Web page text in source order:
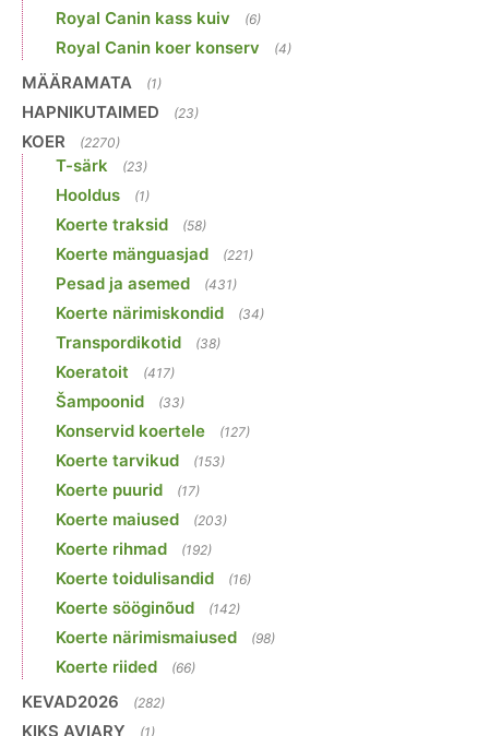
Royal Canin kass kuiv (6)
Royal Canin koer konserv (4)
MÄÄRAMATA (1)
HAPNIKUTAIMED (23)
KOER (2270)
T-särk (23)
Hooldus (1)
Koerte traksid (58)
Koerte mänguasjad (221)
Pesad ja asemed (431)
Koerte närimiskondid (34)
Transpordikotid (38)
Koeratoit (417)
Šampoonid (33)
Konservid koertele (127)
Koerte tarvikud (153)
Koerte puurid (17)
Koerte maiused (203)
Koerte rihmad (192)
Koerte toidulisandid (16)
Koerte sööginõud (142)
Koerte närimismaiused (98)
Koerte riided (66)
KEVAD2026 (282)
KIKS AVIARY (1)